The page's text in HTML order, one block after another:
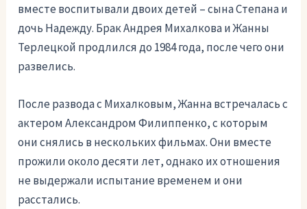
вместе воспитывали двоих детей – сына Степана и
дочь Надежду. Брак Андрея Михалкова и Жанны
Терлецкой продлился до 1984 года, после чего они
развелись.
После развода с Михалковым, Жанна встречалась с
актером Александром Филиппенко, с которым
они снялись в нескольких фильмах. Они вместе
прожили около десяти лет, однако их отношения
не выдержали испытание временем и они
расстались.